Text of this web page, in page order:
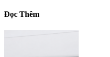
Đọc Thêm